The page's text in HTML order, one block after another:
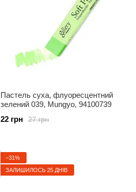
Пастель суха, флуоресцентний
зелений 039, Mungyo, 94100739
27 грн
22 грн
−31%
ЗАЛИШИЛОСЬ 25 ДНІВ